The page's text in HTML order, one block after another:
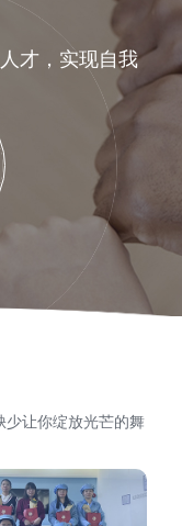
才，实现自我
少让你绽放光芒的舞